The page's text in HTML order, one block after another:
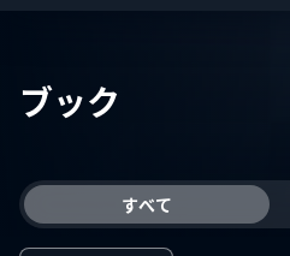
ブック
すべて